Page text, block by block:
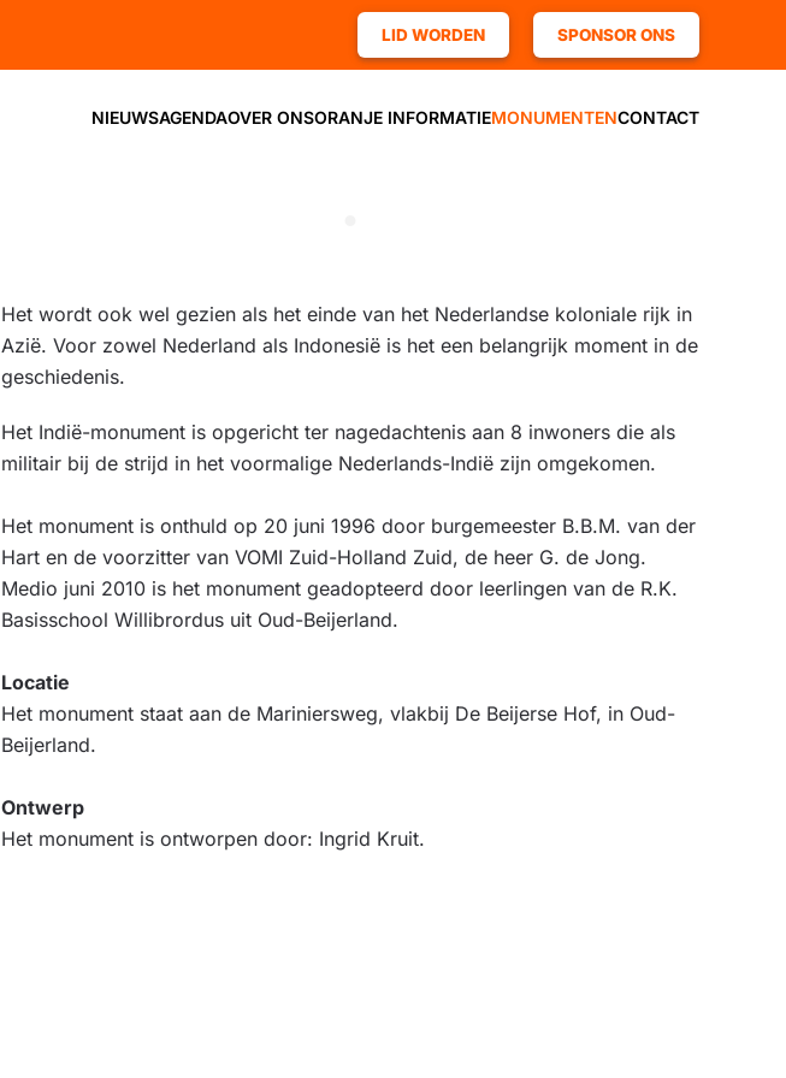
LID WORDEN SPONSOR ONS
NIEUWSAGENDAOVER ONSORANJE INFORMATIEMONUMENTENCONTACT
Het wordt ook wel gezien als het einde van het Nederlandse koloniale rijk in
Azië. Voor zowel Nederland als Indonesië is het een belangrijk moment in de
geschiedenis.
Het Indië-monument is opgericht ter nagedachtenis aan 8 inwoners die als
militair bij de strijd in het voormalige Nederlands-Indië zijn omgekomen.
Het monument is onthuld op 20 juni 1996 door burgemeester B.B.M. van der
Hart en de voorzitter van VOMI Zuid-Holland Zuid, de heer G. de Jong.
Medio juni 2010 is het monument geadopteerd door leerlingen van de R.K.
Basisschool Willibrordus uit Oud-Beijerland.
Locatie
Het monument staat aan de Mariniersweg, vlakbij De Beijerse Hof, in Oud-
Beijerland.
Ontwerp
Het monument is ontworpen door: Ingrid Kruit.